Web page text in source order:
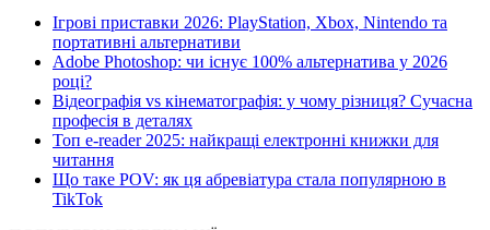
Ігрові приставки 2026: PlayStation, Xbox, Nintendo та
портативні альтернативи
Adobe Photoshop: чи існує 100% альтернатива у 2026
році?
Відеографія vs кінематографія: у чому різниця? Сучасна
професія в деталях
Топ e-reader 2025: найкращі електронні книжки для
читання
Що таке POV: як ця абревіатура стала популярною в
TikTok